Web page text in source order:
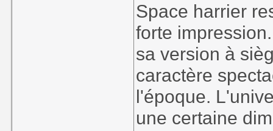
Space harrier
forte
sa version à
caractère
l'époque.
une certaine